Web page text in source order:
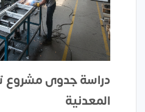
دراسة جدوى مشروع
المعدنية